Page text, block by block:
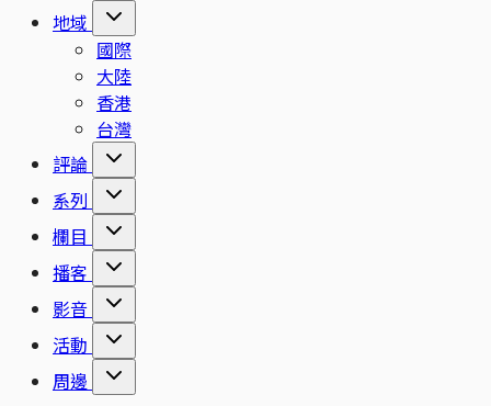
地域
國際
大陸
香港
台灣
評論
系列
欄目
播客
影音
活動
周邊